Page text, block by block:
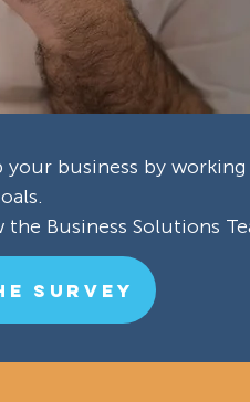
business by
Business Solutions
SURVEY